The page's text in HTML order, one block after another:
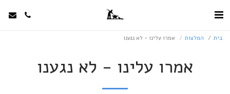
בית המלצות אמרו עלינו - לא נגענו
אמרו עלינו - לא נגענו